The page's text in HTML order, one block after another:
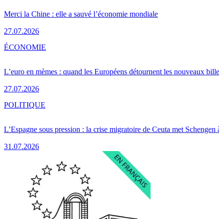
Merci la Chine : elle a sauvé l’économie mondiale
27.07.2026
L’euro en mèmes : quand les Européens détournent les nouveaux
27.07.2026
ÉCONOMIE
L’Espagne sous pression : la crise migratoire de Ceuta met Schengen
31.07.2026
POLITIQUE